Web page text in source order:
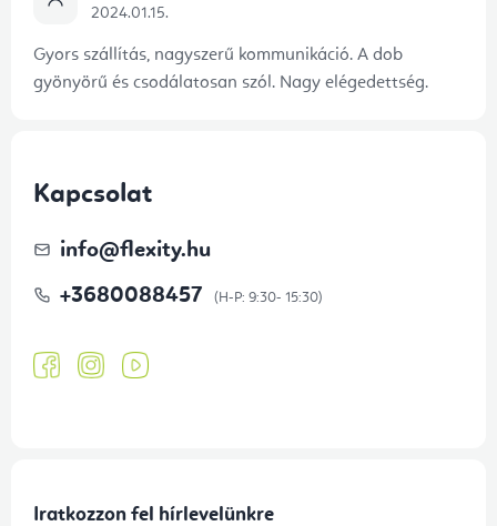
2024.01.15.
Gyors szállítás, nagyszerű kommunikáció. A dob
gyönyörű és csodálatosan szól. Nagy elégedettség.
Kapcsolat
info@flexity.hu
+3680088457
Iratkozzon fel hírlevelünkre